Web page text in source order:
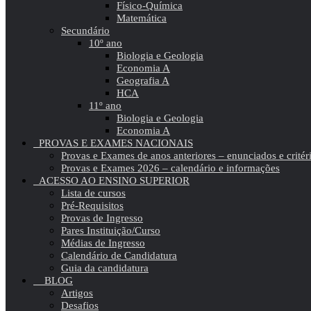
Físico-Química
Matemática
Secundário
10º ano
Biologia e Geologia
Economia A
Geografia A
HCA
11º ano
Biologia e Geologia
Economia A
PROVAS E EXAMES NACIONAIS
Provas e Exames de anos anteriores – enunciados e
Provas e Exames 2026 – calendário e informações
ACESSO AO ENSINO SUPERIOR
Lista de cursos
Pré-Requisitos
Provas de Ingresso
Pares Instituição/Curso
Médias de Ingresso
Calendário de Candidatura
Guia da candidatura
BLOG
Artigos
Desafios